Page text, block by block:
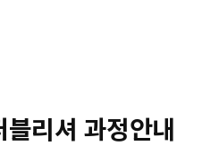
블리셔 과정안내